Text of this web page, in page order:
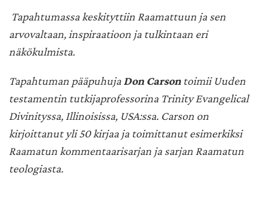
Tapahtumassa keskityttiin Raamattuun ja sen
arvovaltaan, inspiraatioon ja tulkintaan eri
näkökulmista.
Tapahtuman pääpuhujaDon Carsontoimii Uuden
testamentin tutkijaprofessorina Trinity Evangelical
Divinityssa, Illinoisissa, USA:ssa. Carson on
kirjoittanut yli 50 kirjaa ja toimittanut esimerkiksi
Raamatun kommentaarisarjan ja sarjan Raamatun
teologiasta.